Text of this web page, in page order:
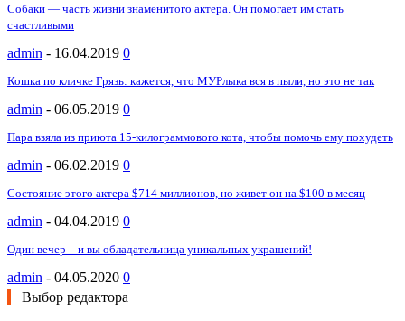
Собаки — часть жизни знаменитого актера. Он помогает им стать
счастливыми
admin - 16.04.2019 0
Кошка по кличке Грязь: кажется, что МУРлыка вся в пыли, но это не так
admin - 06.05.2019 0
Пара взяла из приюта 15-килограммового кота, чтобы помочь ему похудеть
admin - 06.02.2019 0
Состояние этого актера $714 миллионов, но живет он на $100 в месяц
admin - 04.04.2019 0
Один вечер – и вы обладательница уникальных украшений!
admin - 04.05.2020 0
Выбор редактора